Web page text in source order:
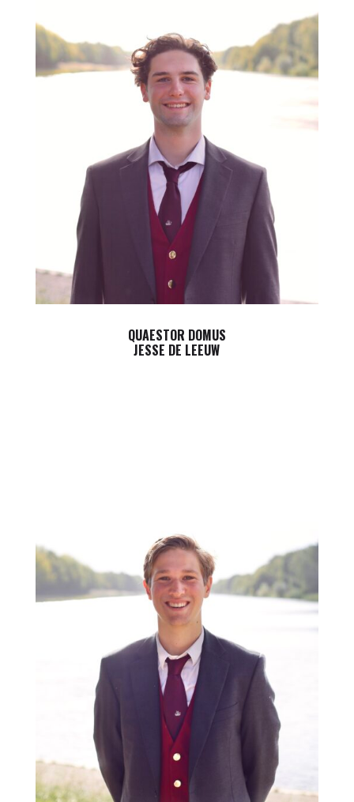
QUAESTOR DOMUS
JESSE DE LEEUW